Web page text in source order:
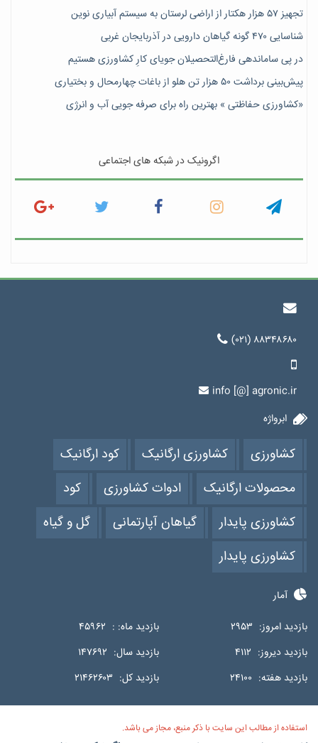
تجهیز ۵۷ هزار هکتار از اراضی لرستان به سیستم آبیاری نوین
شناسایی ۴۷٠ گونه گیاهان دارویی در آذربایجان غربی
در پی ساماندهی فارغ‌التحصیلان جویای کارِ کشاورزی هستیم
پیش‎‌بینی برداشت ۵۰ هزار تن هلو از باغات چهارمحال و بختیاری
«کشاورزی حفاظتی » بهترین راه برای صرفه جویی آب و انرژی
اگرونیک در شبکه های اجتماعی
(۰۲۱) ۸۸۳۴۸۶۸۰
info [@] agronic.ir
ابرواژه
کشاورزی کشاورزی ارگانیک
کود ارگانیک
محصولات ارگانیک
ادوات کشاورزی
کود
کشاورزی پایدار
گیاهان آپارتمانی
گل و گیاه
کشاورزی پایدار
آمار
بازدید امروز: ۲۹۵۳ بازدید ماه: : ۴۵۹۶۲
بازدید دیروز: ۴۱۱۲ بازدید سال: ۱۴۷۶۹۲
بازدید هفته: ۲۴۱۰۰ بازدید کل: ۲۱۴۶۲۶۰۳
استفاده از مطالب این سایت با ذکر منبع، مجاز می باشد.